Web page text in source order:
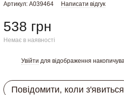
Артикул: A039464 Написати відгук
538 грн
Немає в наявності
Увійти для відображення
Повідомити, коли з'явиться